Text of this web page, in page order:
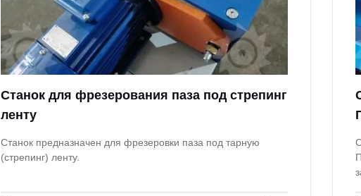
Станок для фрезерования паза под стрепинг
ленту
Станок предназначен для фрезеровки паза под тарную
(стрепинг) ленту.